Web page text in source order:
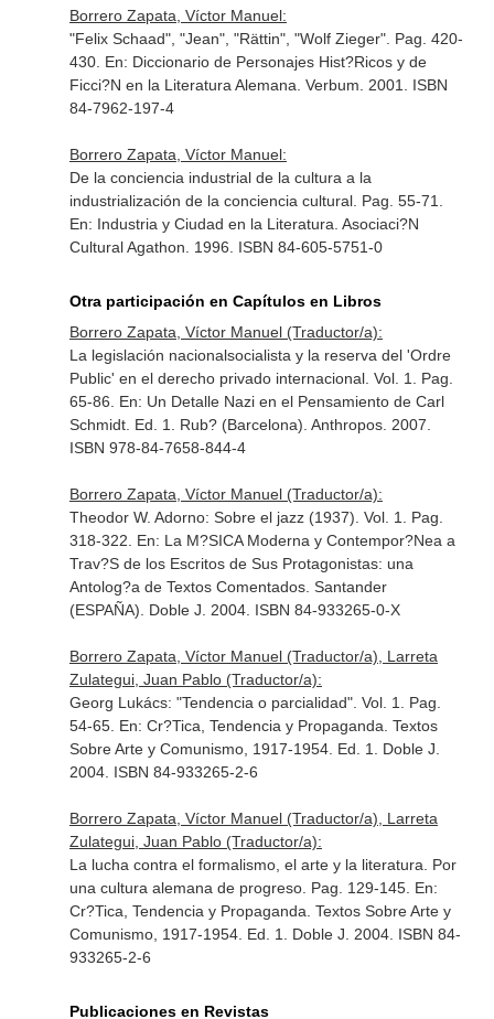
Borrero Zapata, Víctor Manuel:
"Felix Schaad", "Jean", "Rättin", "Wolf Zieger". Pag. 420-
430. En: Diccionario de Personajes Hist?Ricos y de
Ficci?N en la Literatura Alemana . Verbum. 2001. ISBN
84-7962-197-4
Borrero Zapata, Víctor Manuel:
De la conciencia industrial de la cultura a la
industrialización de la conciencia cultural. Pag. 55-71.
En: Industria y Ciudad en la Literatura . Asociaci?N
Cultural Agathon. 1996. ISBN 84-605-5751-0
Otra participación en Capítulos en Libros
Borrero Zapata, Víctor Manuel (Traductor/a):
La legislación nacionalsocialista y la reserva del 'Ordre
Public' en el derecho privado internacional. Vol. 1. Pag.
65-86. En: Un Detalle Nazi en el Pensamiento de Carl
Schmidt. Ed. 1. Rub? (Barcelona). Anthropos. 2007.
ISBN 978-84-7658-844-4
Borrero Zapata, Víctor Manuel (Traductor/a):
Theodor W. Adorno: Sobre el jazz (1937). Vol. 1. Pag.
318-322. En: La M?SICA Moderna y Contempor?Nea a
Trav?S de los Escritos de Sus Protagonistas: una
Antolog?a de Textos Comentados. Santander
(ESPAÑA). Doble J. 2004. ISBN 84-933265-0-X
Borrero Zapata, Víctor Manuel (Traductor/a), Larreta
Zulategui, Juan Pablo (Traductor/a):
Georg Lukács: "Tendencia o parcialidad". Vol. 1. Pag.
54-65. En: Cr?Tica, Tendencia y Propaganda. Textos
Sobre Arte y Comunismo, 1917-1954. Ed. 1. Doble J.
2004. ISBN 84-933265-2-6
Borrero Zapata, Víctor Manuel (Traductor/a), Larreta
Zulategui, Juan Pablo (Traductor/a):
La lucha contra el formalismo, el arte y la literatura. Por
una cultura alemana de progreso. Pag. 129-145. En:
Cr?Tica, Tendencia y Propaganda. Textos Sobre Arte y
Comunismo, 1917-1954. Ed. 1. Doble J. 2004. ISBN 84-
933265-2-6
Publicaciones en Revistas